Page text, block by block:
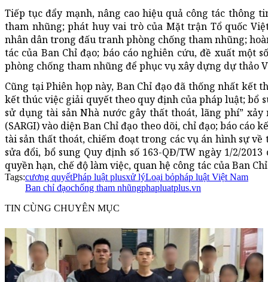
Tiếp tục đẩy mạnh, nâng cao hiệu quả công tác thông
tham nhũng; phát huy vai trò của Mặt trận Tổ quốc
nhân dân trong đấu tranh phòng chống tham nhũng;
tác của Ban Chỉ đạo; báo cáo nghiên cứu, đề xuất một
phòng chống tham nhũng để phục vụ xây dựng dự thảo
Cũng tại Phiên họp này, Ban Chỉ đạo đã thống nhất kết
kết thúc việc giải quyết theo quy định của pháp luật; bổ
sử dụng tài sản Nhà nước gây thất thoát, lãng phí”
(SARGI) vào diện Ban Chỉ đạo theo dõi, chỉ đạo; báo
tài sản thất thoát, chiếm đoạt trong các vụ án hình sự
sửa đổi, bổ sung Quy định số 163-QĐ/TW ngày 1/2/
quyền hạn, chế độ làm việc, quan hệ công tác của Ban
Tags:cương quyếtPháp luật plusxử lýLoại bỏpháp luật Việt Nam
Ban chỉ đạochống tham nhũngphapluatplus.vn
TIN CÙNG CHUYÊN MỤC